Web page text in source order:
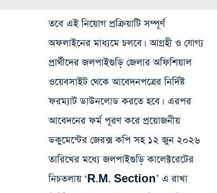
তবে এই নিয়োগ প্রক্রিয়াটি সম্পূর্ণ
অফলাইনের মাধ্যমে চলবে। আগ্রহী ও যোগ্য
প্রার্থীদের জলপাইগুড়ি জেলার অফিশিয়াল
ওয়েবসাইট থেকে আবেদনপত্রের নির্দিষ্ট
ফরম্যাট ডাউনলোড করতে হবে। এরপর
আবেদনের ফর্ম পূরণ করে প্রয়োজনীয়
ডকুমেন্টের জেরক্স কপি সহ ১২ জুন ২০২৬
তারিখের মধ্যে জলপাইগুড়ি কালেক্টরেটের
নিচতলায় ‘R.M. Section’ এ রাখা